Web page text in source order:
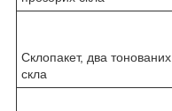
Склопакет, два тонованих
скла